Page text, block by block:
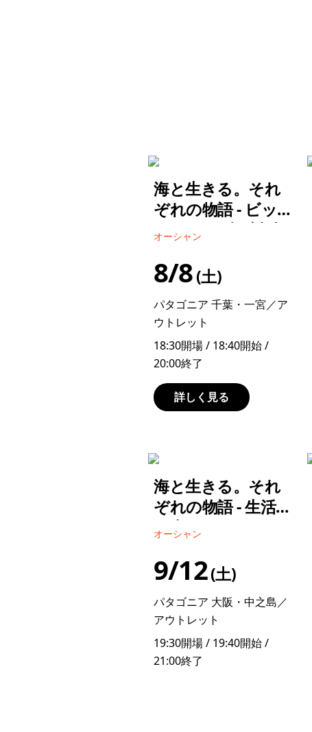
海と生きる。それ
ぞれの物語 - ビッ
グウェーブに対峙
隆志
オーシャン
8/8 土
パタゴニア 千葉・一宮／ア
ウトレット
18:30開場 / 18:40開始 /
20:00終了
詳しく見る
海と生きる。それ
ぞれの物語 - 生活
の中にクジラがい
オーシャン
9/12 土
パタゴニア 大阪・中之島／
アウトレット
19:30開場 / 19:40開始 /
21:00終了